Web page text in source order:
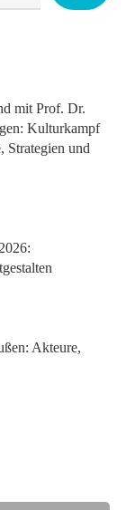
mit Prof. Dr.
Kulturkampf
Strategien und
Akteure,